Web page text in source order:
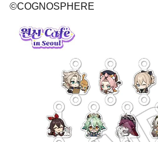
©COGNOSPHERE